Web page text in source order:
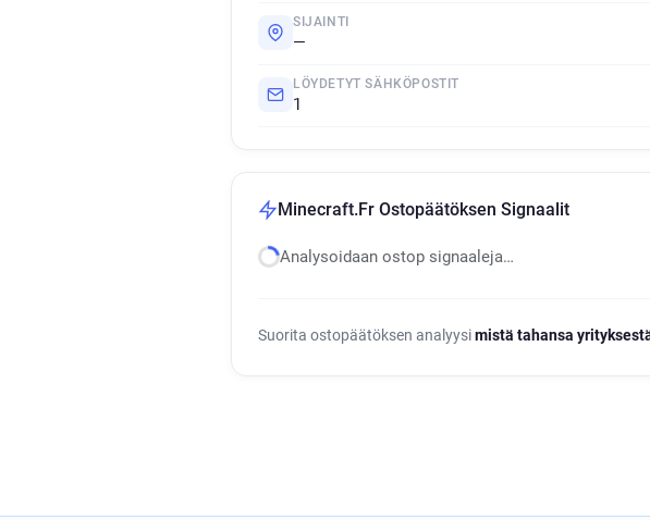
SIJAINTI
—
LÖYDETYT SÄHKÖPOSTIT
1
Minecraft.Fr Ostopäätöksen Signaalit
Analysoidaan ostop signaaleja…
Suorita ostopäätöksen analyysimistä tahansa